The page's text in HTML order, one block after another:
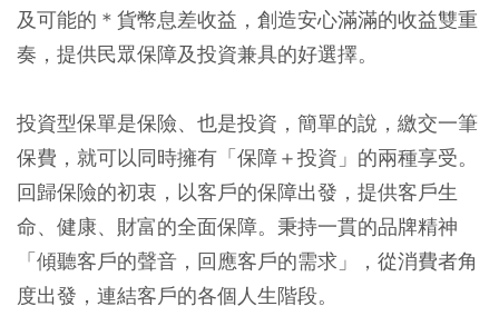
及可能的＊貨幣息差收益，創造安心滿滿的收益雙重
奏，提供民眾保障及投資兼具的好選擇。
投資型保單是保險、也是投資，簡單的說，繳交一筆
保費，就可以同時擁有「保障＋投資」的兩種享受。
回歸保險的初衷，以客戶的保障出發，提供客戶生
命、健康、財富的全面保障。秉持一貫的品牌精神
「傾聽客戶的聲音，回應客戶的需求」，從消費者角
度出發，連結客戶的各個人生階段。